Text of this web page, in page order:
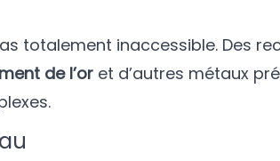
totalement inaccessible. Des
de l’or et d’autres métaux